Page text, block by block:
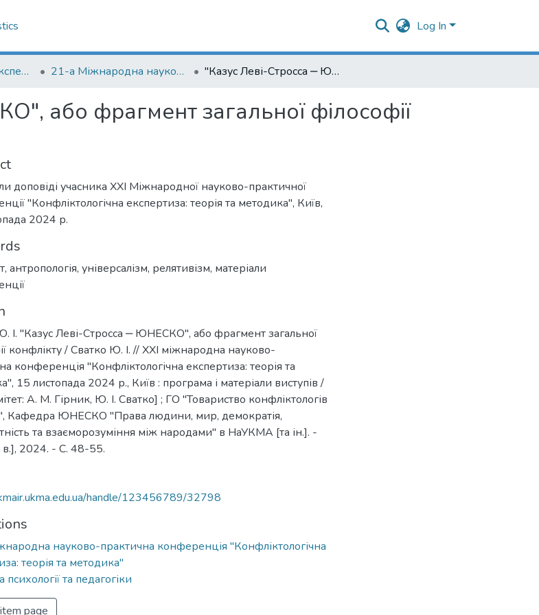
Log In
Конфліктологічна експертиза: теорія та методика 21-а Міжнародна науково-практична конференція "Конфліктологічна експертиза: теорія та методика" "Казус Леві-Стросса ‒ ЮНЕСКО", або фрагмент загальної філософії конфлікту
або фрагмент загальної філософії
доповіді учасника ХХІ Міжнародної науково-практичної
"Конфліктологічна експертиза: теорія та методика", Київ,
2024 р.
, антропологія, універсалізм, релятивізм, матеріали
І. "Казус Леві-Стросса ‒ ЮНЕСКО", або фрагмент загальної
конфлікту / Сватко Ю. І. // ХХІ міжнародна науково-
конференція "Конфліктологічна експертиза: теорія та
15 листопада 2024 р., Київ : програма і матеріали виступів /
А. М. Гірник, Ю. І. Сватко] ; ГО "Товариство конфліктологів
Кафедра ЮНЕСКО "Права людини, мир, демократія,
та взаєморозуміння між народами" в НаУКМА [та ін.]. -
в.], 2024. - C. 48-55.
handle/123456789/32798
науково-практична конференція "Конфліктологічна
теорія та методика"
та педагогіки
page